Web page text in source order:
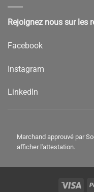
Rejoignez nous sur les
Facebook
Instagram
LinkedIn
Marchand approuvé par
afficher l'attestation.
Visa